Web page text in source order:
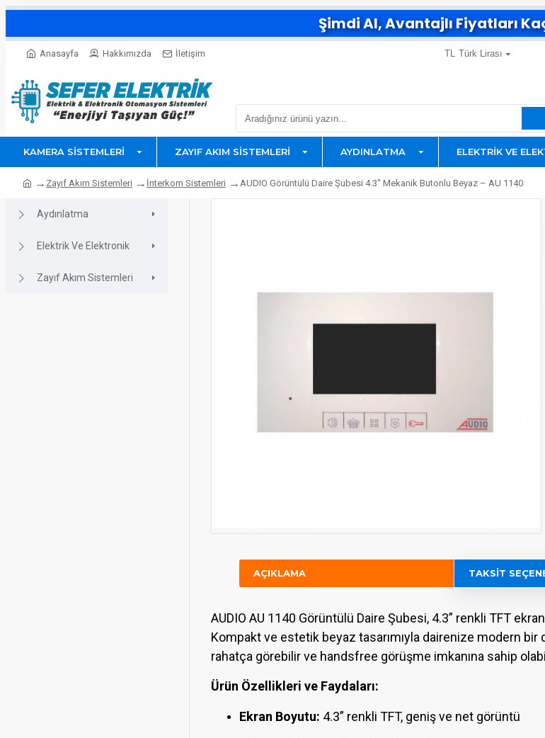
Şimdi Al, Avantajlı Fiyatları
Anasayfa Hakkımızda İletişim TL Türk Lirası
KAMERA SISTEMLERI ZAYIF AKIM SISTEMLERI AYDINLATMA ELEKTRIK VE
Zayıf Akım Sistemleri İnterkom Sistemleri AUDIO Görüntülü Daire Şubesi 4.3" Mekanik Butonlu Beyaz – AU 1140
Aydınlatma
Elektrik Ve Elektronik
Zayıf Akım Sistemleri
AÇIKLAMA TAKSIT
AUDIO AU 1140 Görüntülü Daire Şubesi, 4.3” renkli TFT
Kompakt ve estetik beyaz tasarımıyla dairenize modern
rahatça görebilir ve handsfree görüşme imkanına sahip
Ürün Özellikleri ve Faydaları:
Ekran Boyutu: 4.3” renkli TFT, geniş ve net görüntü